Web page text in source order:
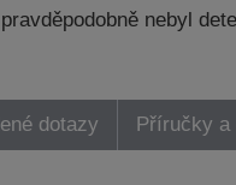
nebyl
dotazy Příručky a